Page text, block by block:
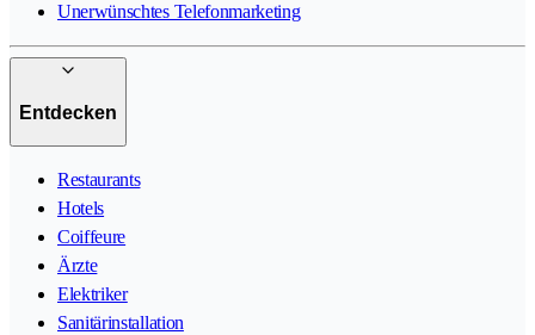
Unerwünschtes Telefonmarketing
Entdecken
Restaurants
Hotels
Coiffeure
Ärzte
Elektriker
Sanitärinstallation